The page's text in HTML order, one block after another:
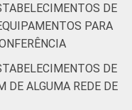
maio de 2015.
br-informa-
pesquisa-tic-
de saúde que
DE
PARA
DE
DE ALGUMA REDE DE